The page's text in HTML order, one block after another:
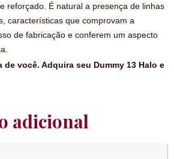
reforçado. É natural a presença de linhas
características que comprovam a
de fabricação e conferem um aspecto
de você. Adquira seu Dummy 13 Halo e
adicional